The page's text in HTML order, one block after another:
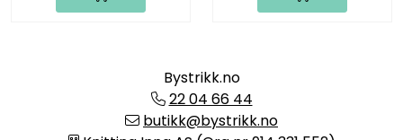
Bystrikk.no
22 04 66 44
butikk@bystrikk.no